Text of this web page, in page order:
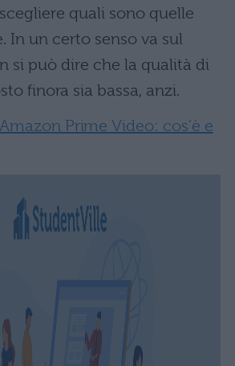
quali sono quelle
In un certo senso va sul
si può dire che la qualità di
finora sia bassa, anzi.
Amazon Prime Video: cos'è e